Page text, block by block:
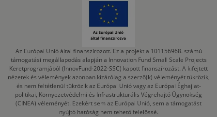
Az Európai Unió által finanszírozott. Ez a projekt a 101156968. számú
támogatási megállapodás alapján a Innovation Fund Small Scale Projects
Keretprogramjából (InnovFund-2022-SSC) kapott finanszírozást. A kifejtett
nézetek és vélemények azonban kizárólag a szerző(k) véleményét tükrözik,
és nem feltétlenül tükrözik az Európai Unió vagy az Európai Éghajlat-
politikai, Környezetvédelmi és Infrastrukturális Végrehajtó Ügynökség
(CINEA) véleményét. Ezekért sem az Európai Unió, sem a támogatást
nyújtó hatóság nem tehető felelőssé.